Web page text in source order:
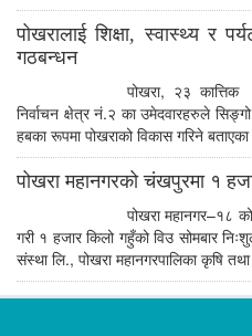
पोखरालाई शिक्षा, स्वास्थ्य र
गठबन्धन
पोखरा, २३ कात्तिक
निर्वाचन क्षेत्र नं.२ का उमेदवारहरुले
हबका रूपमा पोखराको विकास गरिने
पोखरा महानगरको चंखपुरमा १
पोखरा महानगर–१८
गरी १ हजार किलो गहुँको विउ सोमबार
संस्था लि., पोखरा महानगरपालिका कृषि तथा